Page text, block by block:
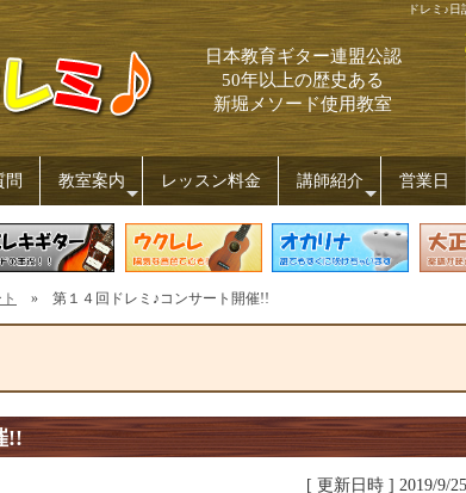
ドレミ♪日
日本教育ギター連盟公認
50年以上の歴史ある
新堀メソード使用教室
問 教室案内 レッスン料金 講師紹介 営業日
» 第１４回ドレミ♪コンサート開催!!
!!
[ 更新日時 ] 2019/9/